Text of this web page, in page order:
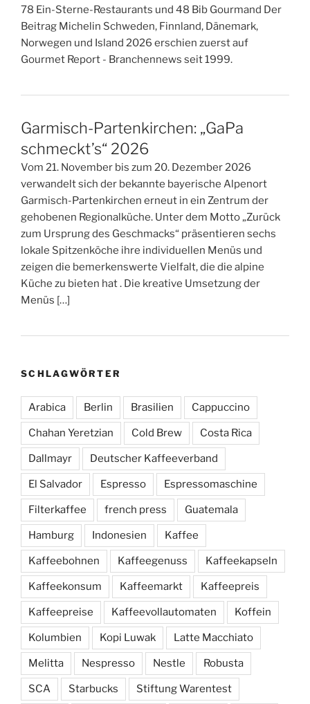
78 Ein-Sterne-Restaurants und 48 Bib Gourmand Der
Beitrag Michelin Schweden, Finnland, Dänemark,
Norwegen und Island 2026 erschien zuerst auf
Gourmet Report - Branchennews seit 1999.
Garmisch-Partenkirchen: „GaPa
schmeckt’s“ 2026
Vom 21. November bis zum 20. Dezember 2026
verwandelt sich der bekannte bayerische Alpenort
Garmisch-Partenkirchen erneut in ein Zentrum der
gehobenen Regionalküche. Unter dem Motto „Zurück
zum Ursprung des Geschmacks“ präsentieren sechs
lokale Spitzenköche ihre individuellen Menüs und
zeigen die bemerkenswerte Vielfalt, die die alpine
Küche zu bieten hat . Die kreative Umsetzung der
Menüs […]
SCHLAGWÖRTER
Arabica Berlin Brasilien Cappuccino
Chahan Yeretzian Cold Brew Costa Rica
Dallmayr Deutscher Kaffeeverband
El Salvador Espresso Espressomaschine
Filterkaffee french press Guatemala
Hamburg Indonesien Kaffee
Kaffeebohnen Kaffeegenuss Kaffeekapseln
Kaffeekonsum Kaffeemarkt Kaffeepreis
Kaffeepreise Kaffeevollautomaten Koffein
Kolumbien Kopi Luwak Latte Macchiato
Melitta Nespresso Nestle Robusta
SCA Starbucks Stiftung Warentest